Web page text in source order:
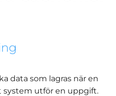
data som lagras när en
system utför en uppgift.